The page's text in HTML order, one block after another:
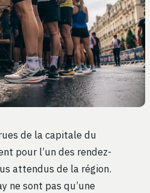
de la capitale du
pour l’un des rendez-
attendus de la région.
ne sont pas qu’une